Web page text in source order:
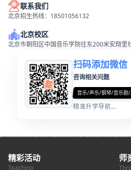
联系我们
北京招生热线：18501056132
北京校区
北京市朝阳区中国音乐学院往东200米安翔里
扫码添加微信
咨询相关问题
音乐/声乐/钢琴/音乐剧/
精准升学导航...
精彩活动
Teaching
师